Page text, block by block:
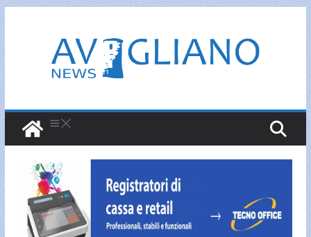
contenuto